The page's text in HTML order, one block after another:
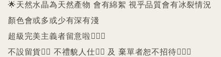
🌟天然水晶為天然產物 會有綿絮 視乎品質會有冰裂情況
顏色會或多或少有深有淺
超級完美主義者留意啦🙇🏻‍♀️
不設留貨🙅‍♀️ 不禮貌人仕🙅‍♀️ 及 棄單者恕不招待🙇🏻‍♀️